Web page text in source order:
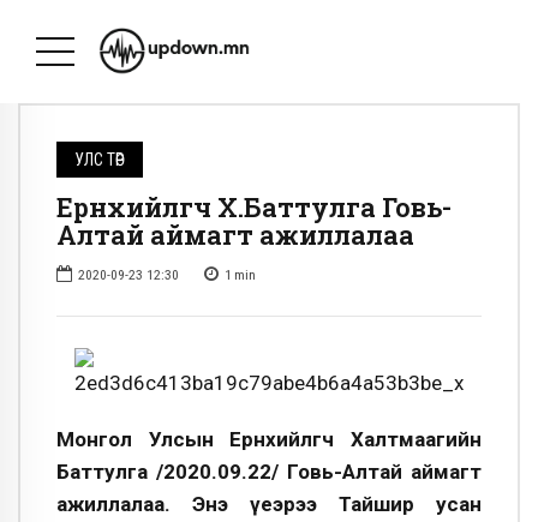
УЛС ТӨР
Ерөнхийлөгч Х.Баттулга Говь-
Алтай аймагт ажиллалаа
2020-09-23 12:30 1 min
Монгол Улсын Ерөнхийлөгч Халтмаагийн
Баттулга /2020.09.22/ Говь-Алтай аймагт
ажиллалаа. Энэ үеэрээ Тайшир усан